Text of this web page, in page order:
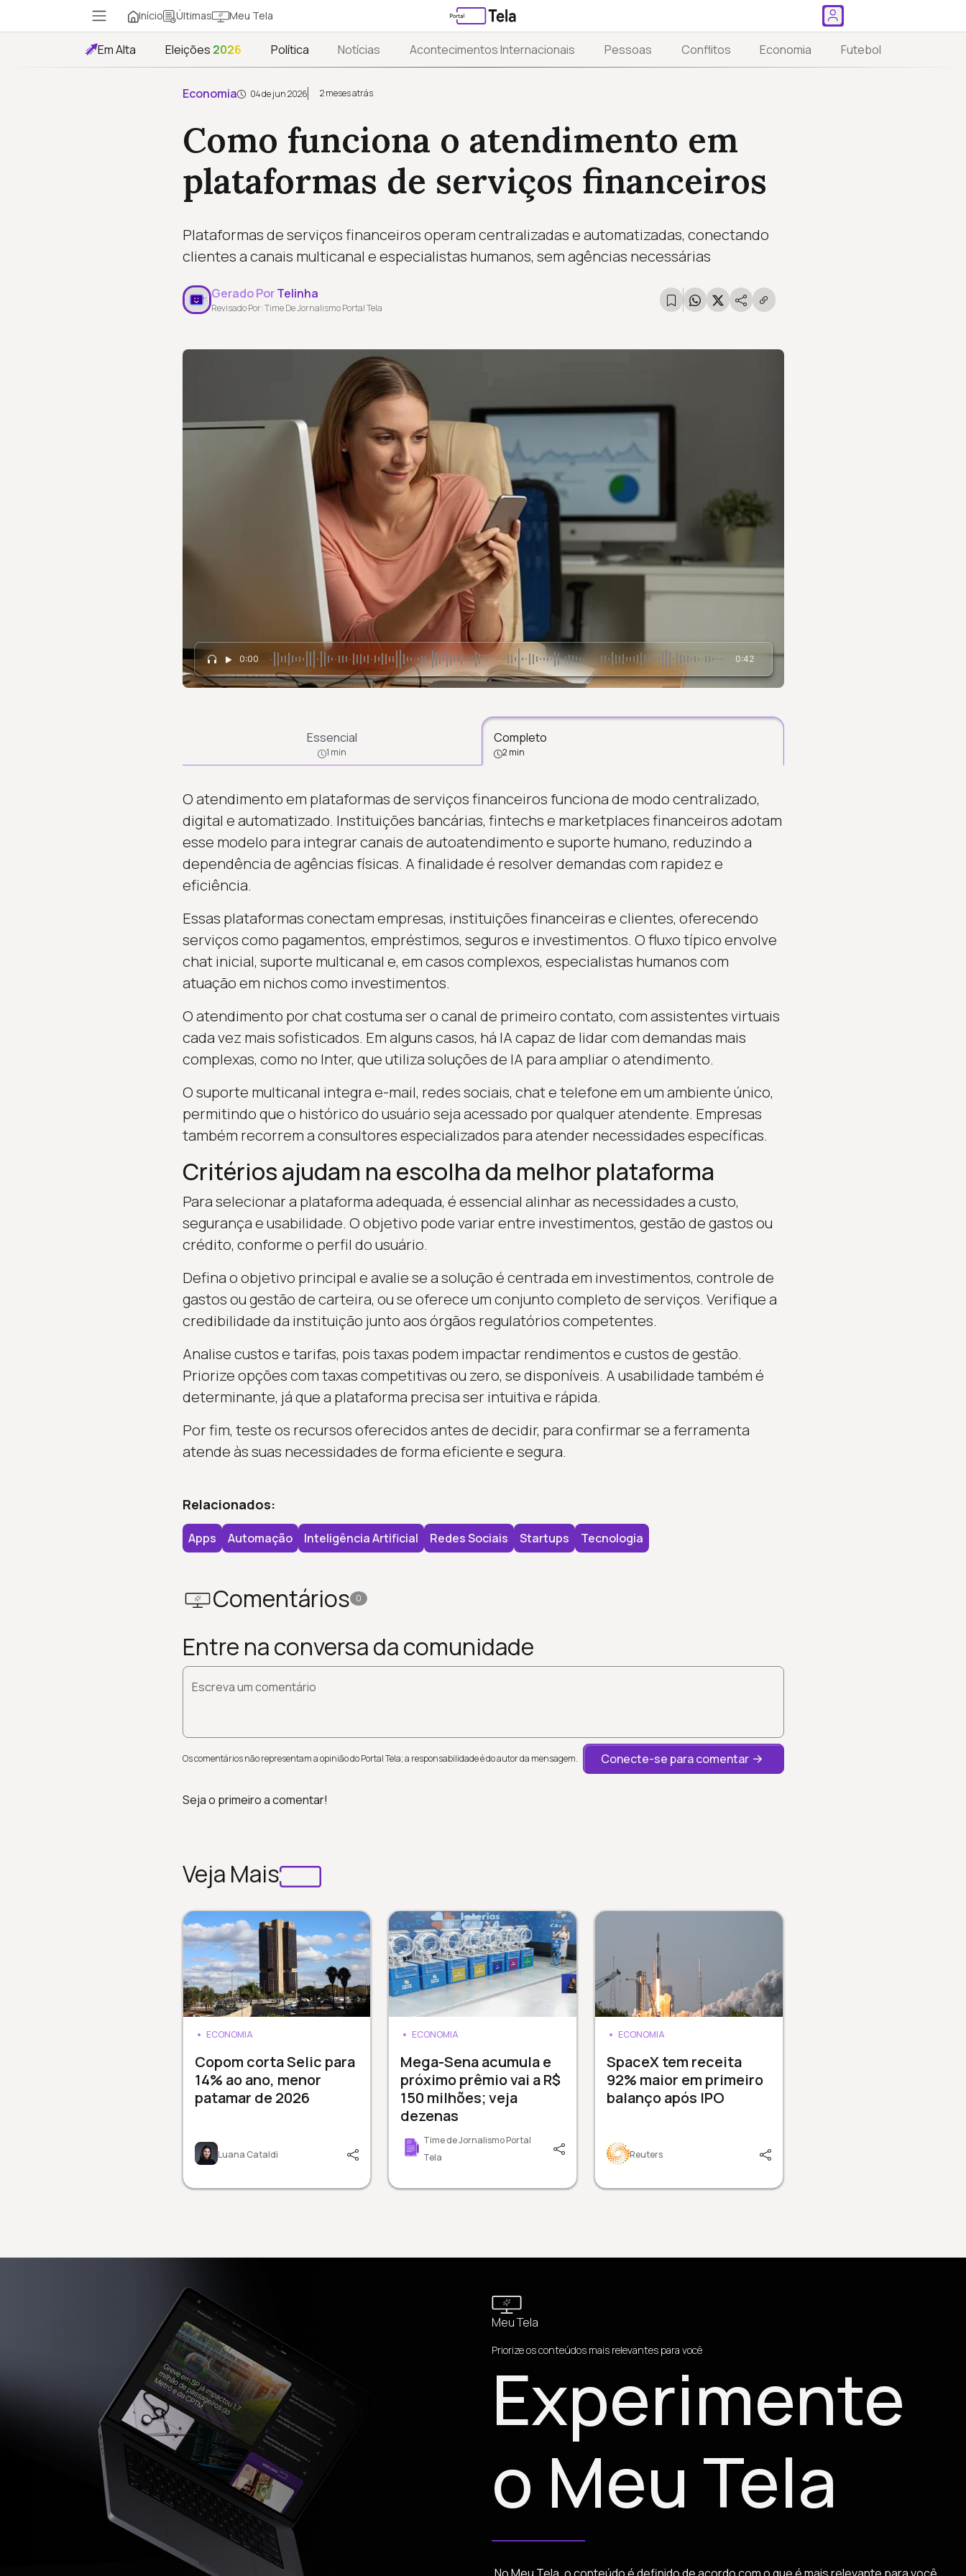
Início Últimas Meu Tela
Em Alta Eleições 2026 Política Notícias Acontecimentos Internacionais Pessoas Conflitos Economia Futebol
Economia 04 de jun 2026 2 meses atrás
Como funciona o atendimento em
plataformas de serviços financeiros
Plataformas de serviços financeiros operam centralizadas e automatizadas, conectando
clientes a canais multicanal e especialistas humanos, sem agências necessárias
Gerado PorTelinha
Revisado Por: Time De Jornalismo Portal Tela
0:00 0:42
Essencial
1 min
Completo
2 min
O atendimento em plataformas de serviços financeiros funciona de modo centralizado,
digital e automatizado. Instituições bancárias, fintechs e marketplaces financeiros adotam
esse modelo para integrar canais de autoatendimento e suporte humano, reduzindo a
dependência de agências físicas. A finalidade é resolver demandas com rapidez e
eficiência.
Essas plataformas conectam empresas, instituições financeiras e clientes, oferecendo
serviços como pagamentos, empréstimos, seguros e investimentos. O fluxo típico envolve
chat inicial, suporte multicanal e, em casos complexos, especialistas humanos com
atuação em nichos como investimentos.
O atendimento por chat costuma ser o canal de primeiro contato, com assistentes virtuais
cada vez mais sofisticados. Em alguns casos, há IA capaz de lidar com demandas mais
complexas, como no Inter, que utiliza soluções de IA para ampliar o atendimento.
O suporte multicanal integra e-mail, redes sociais, chat e telefone em um ambiente único,
permitindo que o histórico do usuário seja acessado por qualquer atendente. Empresas
também recorrem a consultores especializados para atender necessidades específicas.
Critérios ajudam na escolha da melhor plataforma
Para selecionar a plataforma adequada, é essencial alinhar as necessidades a custo,
segurança e usabilidade. O objetivo pode variar entre investimentos, gestão de gastos ou
crédito, conforme o perfil do usuário.
Defina o objetivo principal e avalie se a solução é centrada em investimentos, controle de
gastos ou gestão de carteira, ou se oferece um conjunto completo de serviços. Verifique a
credibilidade da instituição junto aos órgãos regulatórios competentes.
Analise custos e tarifas, pois taxas podem impactar rendimentos e custos de gestão.
Priorize opções com taxas competitivas ou zero, se disponíveis. A usabilidade também é
determinante, já que a plataforma precisa ser intuitiva e rápida.
Por fim, teste os recursos oferecidos antes de decidir, para confirmar se a ferramenta
atende às suas necessidades de forma eficiente e segura.
Relacionados:
Apps Automação Inteligência Artificial Redes Sociais Startups Tecnologia
Comentários 0
Entre na conversa da comunidade
Escreva um comentário
Os comentários não representam a opinião do Portal Tela; a responsabilidade é do autor da mensagem. Conecte-se para comentar
Seja o primeiro a comentar!
Veja Mais
ECONOMIA
Copom corta Selic para
14% ao ano, menor
patamar de 2026
Luana Cataldi
ECONOMIA
Mega-Sena acumula e
próximo prêmio vai a R$
150 milhões; veja
dezenas
Time de Jornalismo Portal
Tela
ECONOMIA
SpaceX tem receita
92% maior em primeiro
balanço após IPO
Reuters
Meu Tela
Priorize os conteúdos mais relevantes para você
Experimente
o Meu Tela